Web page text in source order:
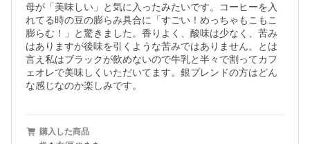
母が「美味しい」と気に入ったみたいです。コーヒーを入
れてる時の豆の膨らみ具合に「すごい！めっちゃもこもこ
膨らむ！」と驚きました。香りよく、酸味は少なく、苦み
はありますが後味を引くような苦みではありません。とは
言え私はブラックが飲めないので牛乳と半々で割ってカフ
ェオレで美味しくいただいてます。銀ブレンドの方はどん
な感じなのか楽しみです。
購入した商品